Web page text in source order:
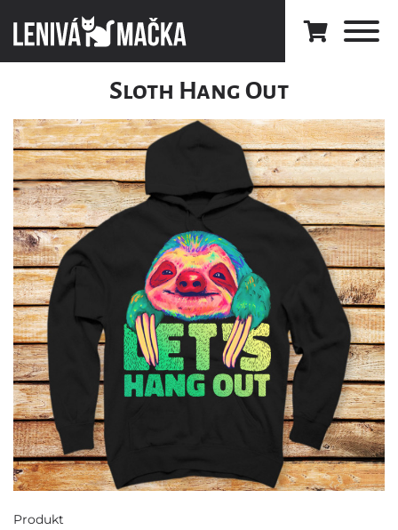
Sloth Hang Out
Produkt